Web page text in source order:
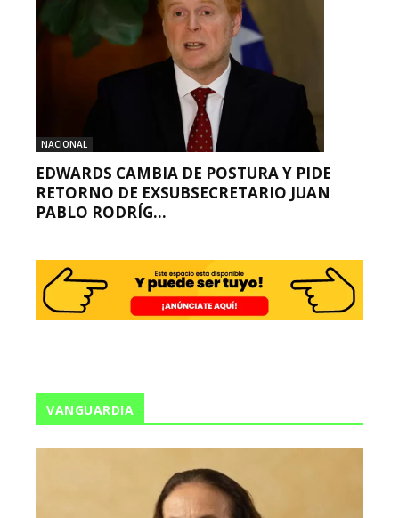
NACIONAL
EDWARDS CAMBIA DE POSTURA Y PIDE
RETORNO DE EXSUBSECRETARIO JUAN
PABLO RODRÍG...
VANGUARDIA